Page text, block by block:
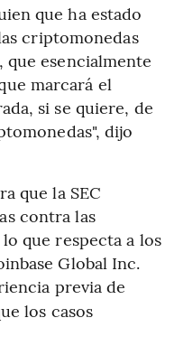
que ha estado
criptomonedas
esencialmente
marcará el
si se quiere, de
dijo
que la SEC
contra las
que respecta a los
Global Inc.
previa de
los casos